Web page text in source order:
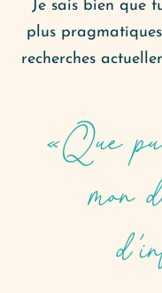
Je sais bien que
plus
recherches
«Que
mon